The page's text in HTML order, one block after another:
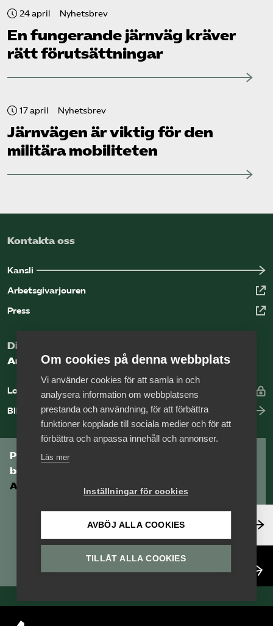
24 april Nyhetsbrev
En fungerande järnväg kräver
rätt förutsättningar
17 april Nyhetsbrev
Järnvägen är viktig för den
militära mobiliteten
Kontakta oss
Kansli
Arbetsgivarjouren
Press
Digital kunskapsbank för arbetsgivare
Arbetsgivarguiden
Logga in
Bli medlem
Prenumerera på Tågföretagens
branschnyhetsbrev
Aktuell info direkt i din inkorg.
Anmäl dig här
Om cookies på denna webbplats
Vi använder cookies för att samla in och
analysera information om webbplatsens
prestanda och användning, för att förbättra
funktioner kopplade till sociala medier och för att
förbättra och anpassa innehåll och annonser.
Läs mer
Inställningar för cookies
AVBÖJ ALLA COOKIES
TILLÅT ALLA COOKIES